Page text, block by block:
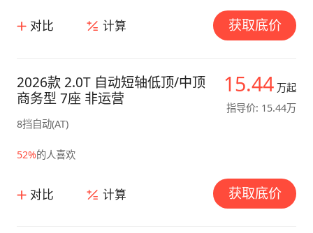
对比 计算 获取底价
15.44 万起
指导价: 15.44万
2026款 2.0T 自动短轴低顶/中顶
商务型 7座 非运营
8挡自动(AT)
52%的人喜欢
对比 计算 获取底价